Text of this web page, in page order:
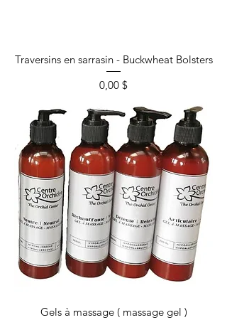
Traversins en sarrasin - Buckwheat Bolsters
Prix
0,00 $
Gels à massage ( massage gel )